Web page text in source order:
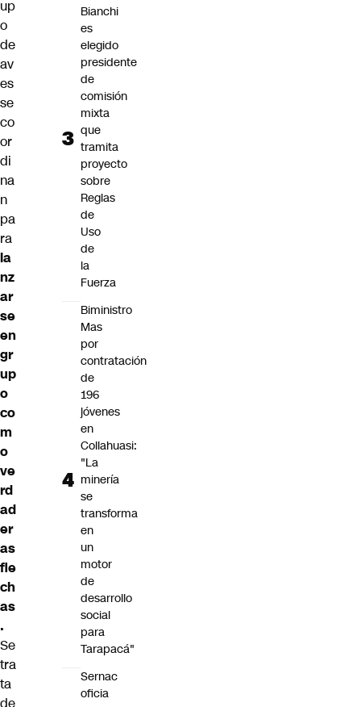
up
o
de
av
es
se
co
or
di
na
n
pa
ra
la
nz
ar
se
en
gr
up
o
co
m
o
ve
rd
ad
er
as
fle
ch
as
.
Se
tra
ta
de
Bianchi
es
elegido
presidente
de
comisión
mixta
que
tramita
proyecto
sobre
Reglas
de
Uso
de
la
Fuerza
Biministro
Mas
por
contratación
de
196
jóvenes
en
Collahuasi:
"La
minería
se
transforma
en
un
motor
de
desarrollo
social
para
Tarapacá"
Sernac
oficia